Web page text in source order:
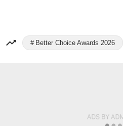
Better Choice Awards 2026